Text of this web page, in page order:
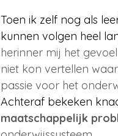
Toen ik zelf nog als
kunnen volgen heel
herinner mij het
niet kon vertellen
passie voor het
Achteraf bekeken
maatschappelijk